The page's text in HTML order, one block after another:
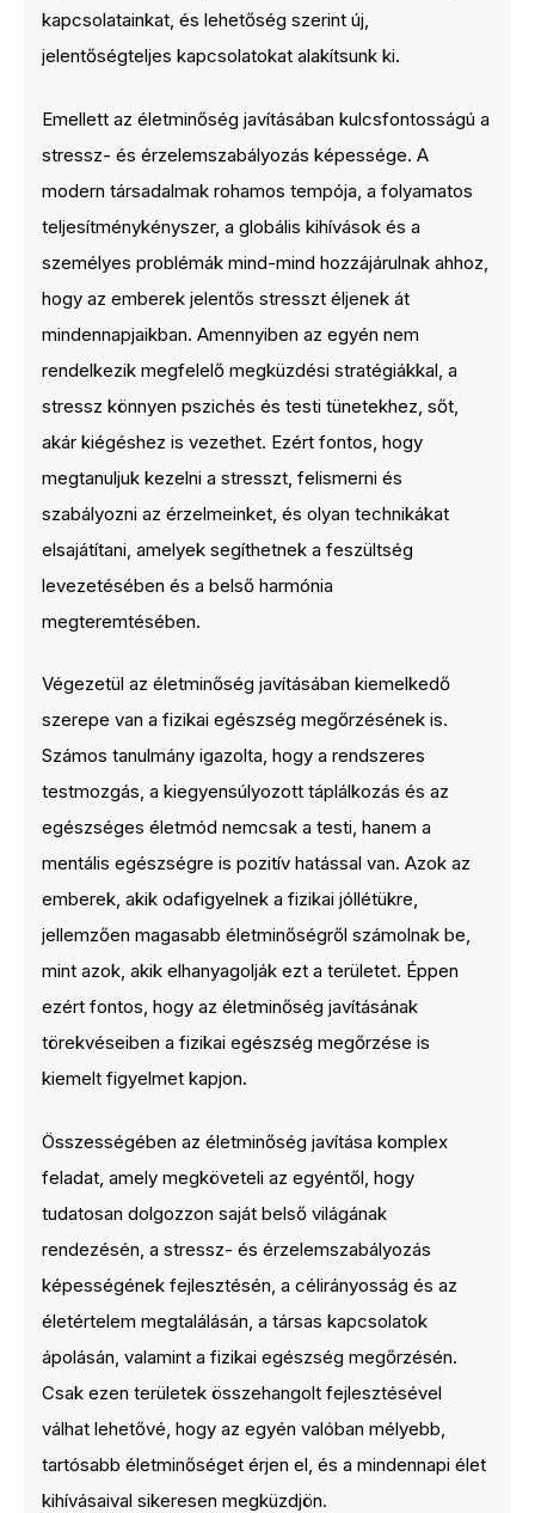
kapcsolatainkat, és lehetőség szerint új,
jelentőségteljes kapcsolatokat alakítsunk ki.
Emellett az életminőség javításában kulcsfontosságú a
stressz- és érzelemszabályozás képessége. A
modern társadalmak rohamos tempója, a folyamatos
teljesítménykényszer, a globális kihívások és a
személyes problémák mind-mind hozzájárulnak ahhoz,
hogy az emberek jelentős stresszt éljenek át
mindennapjaikban. Amennyiben az egyén nem
rendelkezik megfelelő megküzdési stratégiákkal, a
stressz könnyen pszichés és testi tünetekhez, sőt,
akár kiégéshez is vezethet. Ezért fontos, hogy
megtanuljuk kezelni a stresszt, felismerni és
szabályozni az érzelmeinket, és olyan technikákat
elsajátítani, amelyek segíthetnek a feszültség
levezetésében és a belső harmónia
megteremtésében.
Végezetül az életminőség javításában kiemelkedő
szerepe van a fizikai egészség megőrzésének is.
Számos tanulmány igazolta, hogy a rendszeres
testmozgás, a kiegyensúlyozott táplálkozás és az
egészséges életmód nemcsak a testi, hanem a
mentális egészségre is pozitív hatással van. Azok az
emberek, akik odafigyelnek a fizikai jóllétükre,
jellemzően magasabb életminőségről számolnak be,
mint azok, akik elhanyagolják ezt a területet. Éppen
ezért fontos, hogy az életminőség javításának
törekvéseiben a fizikai egészség megőrzése is
kiemelt figyelmet kapjon.
Összességében az életminőség javítása komplex
feladat, amely megköveteli az egyéntől, hogy
tudatosan dolgozzon saját belső világának
rendezésén, a stressz- és érzelemszabályozás
képességének fejlesztésén, a célirányosság és az
életértelem megtalálásán, a társas kapcsolatok
ápolásán, valamint a fizikai egészség megőrzésén.
Csak ezen területek összehangolt fejlesztésével
válhat lehetővé, hogy az egyén valóban mélyebb,
tartósabb életminőséget érjen el, és a mindennapi élet
kihívásaival sikeresen megküzdjön.